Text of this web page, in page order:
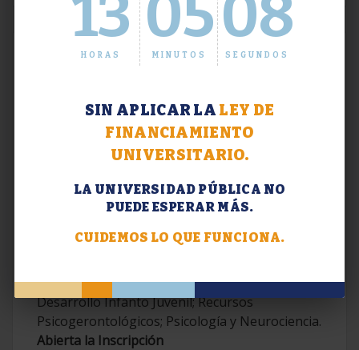
13
HORAS
05
MINUTOS
09
SEGUNDOS
SIN APLICAR LA LEY DE
FINANCIAMIENTO
UNIVERSITARIO.
LA UNIVERSIDAD PÚBLICA NO
PUEDE ESPERAR MÁS.
CUIDEMOS LO QUE FUNCIONA.
Extensión. Diplomaturas 2026.
Contemporáneas; Problemáticas en el
Desarrollo Infanto Juvenil; Recursos
Psicogerontológicos; Psicología y Neurociencia.
Abierta la Inscripción